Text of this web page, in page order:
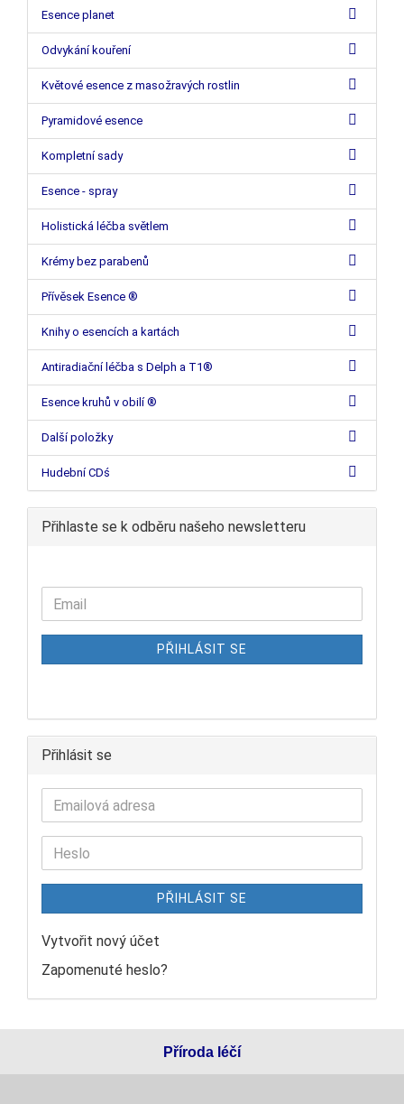
Esence planet
Odvykání kouření
Květové esence z masožravých rostlin
Pyramidové esence
Kompletní sady
Esence - spray
Holistická léčba světlem
Krémy bez parabenů
Přívěsek Esence ®
Knihy o esencích a kartách
Antiradiační léčba s Delph a T1®
Esence kruhů v obilí ®
Další položky
Hudební CDś
Přihlaste se k odběru našeho newsletteru
PŘIHLÁSIT SE
Přihlásit se
PŘIHLÁSIT SE
Vytvořit nový účet
Zapomenuté heslo?
Příroda léčí